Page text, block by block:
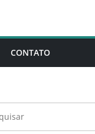
CONTATO